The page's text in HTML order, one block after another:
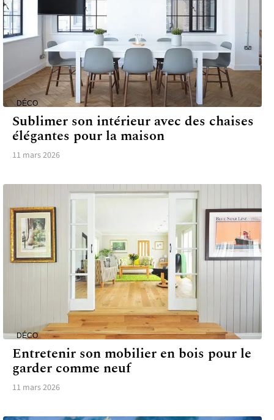
DÉCO
Sublimer son intérieur avec des chaises
élégantes pour la maison
11 mars 2026
DÉCO
Entretenir son mobilier en bois pour le
garder comme neuf
11 mars 2026